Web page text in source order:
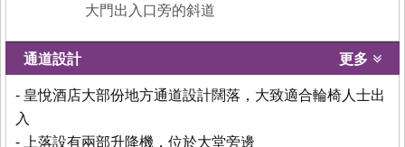
大門出入口旁的斜道
通道設計 更多
- 皇悅酒店大部份地方通道設計闊落，大致適合輪椅人士出
入
- 上落設有兩部升降機，位於大堂旁邊